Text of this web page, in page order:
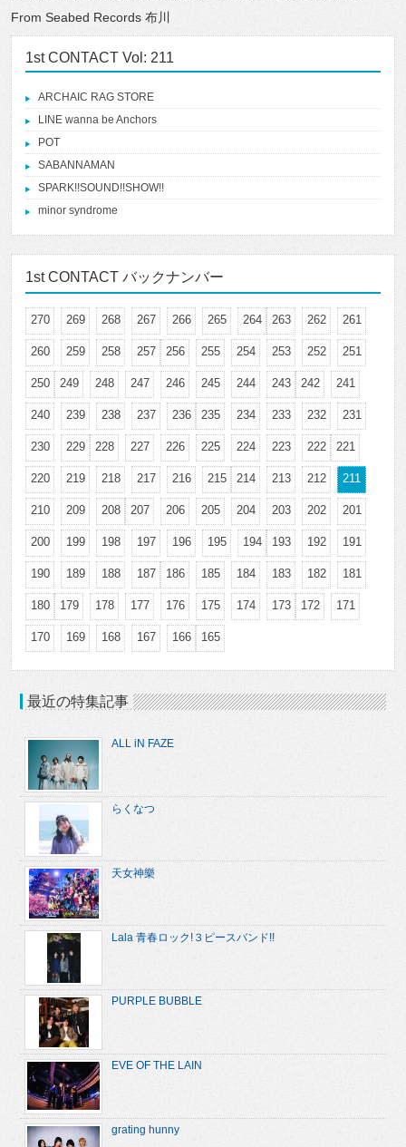
From Seabed Records 布川
1st CONTACT Vol: 211
ARCHAIC RAG STORE
LINE wanna be Anchors
POT
SABANNAMAN
SPARK!!SOUND!!SHOW!!
minor syndrome
1st CONTACT バックナンバー
270 269 268 267 266 265 264 263 262 261
260 259 258 257 256 255 254 253 252 251
250 249 248 247 246 245 244 243 242 241
240 239 238 237 236 235 234 233 232 231
230 229 228 227 226 225 224 223 222 221
220 219 218 217 216 215 214 213 212 211
210 209 208 207 206 205 204 203 202 201
200 199 198 197 196 195 194 193 192 191
190 189 188 187 186 185 184 183 182 181
180 179 178 177 176 175 174 173 172 171
170 169 168 167 166 165
最近の特集記事
ALL iN FAZE
らくなつ
天女神樂
Lala 青春ロック!３ピースバンド!!
PURPLE BUBBLE
EVE OF THE LAIN
grating hunny